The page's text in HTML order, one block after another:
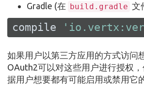
Gradle (在 build.gradle 文
compile
如果用户以第三方应用的方式访问
OAuth2可以对这些用户进行授权
据用户想要都有可能启用或禁用它